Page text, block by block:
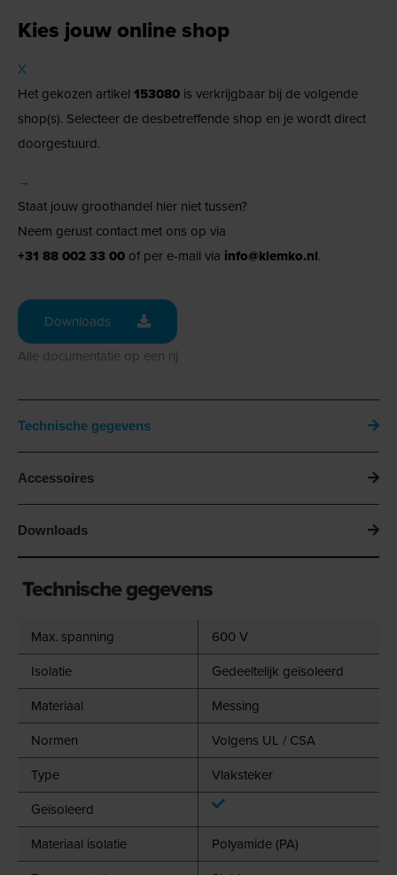
Kies jouw online shop
X
Het gekozen artikel 153080 is verkrijgbaar bij de volgende
shop(s). Selecteer de desbetreffende shop en je wordt direct
doorgestuurd.
→
Staat jouw groothandel hier niet tussen?
Neem gerust contact met ons op via
+31 88 002 33 00 of per e-mail via info@klemko.nl.
Downloads
Alle documentatie op een rij
Technische gegevens
Accessoires
Downloads
Technische gegevens
Max. spanning
600 V
Isolatie
Gedeeltelijk geïsoleerd
Materiaal
Messing
Normen
Volgens UL / CSA
Type
Vlaksteker
Geïsoleerd
Materiaal isolatie
Polyamide (PA)